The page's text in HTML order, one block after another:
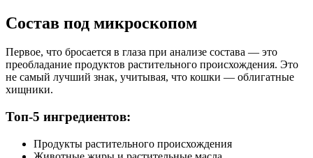
витамин А не менее 780 МЕ, витамин Е не менее 6,5 мг
Дополнительные ингредиенты
таурин, витамины А и Е, антиоксиданты
Жир (%)
21
Состав под микроскопом
Первое, что бросается в глаза при анализе состава — это
преобладание продуктов растительного происхождения. Это
не самый лучший знак, учитывая, что кошки — облигатные
хищники.
Топ-5 ингредиентов:
Продукты растительного происхождения